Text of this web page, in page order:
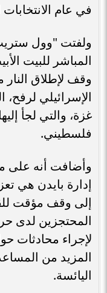
في عام الانتخابات
ولفتت "وول
المباشر للبيت
وقف لإطلاق
الإسرائيلي
غزة، والتي لجأ
فلسطيني.
وأضافت أنه على
إدارة بايدن هي
إلى وقف مؤقت
المحتجزين لدى
لإجراء محادثات
المزيد من
اليائسة.